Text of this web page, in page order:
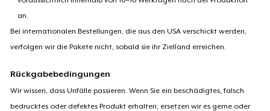
an.
Bei internationalen Bestellungen, die aus den USA verschickt werden,
verfolgen wir die Pakete nicht, sobald sie ihr Zielland erreichen.
Rückgabebedingungen
Wir wissen, dass Unfälle passieren. Wenn Sie ein beschädigtes, falsch
bedrucktes oder defektes Produkt erhalten, ersetzen wir es gerne oder